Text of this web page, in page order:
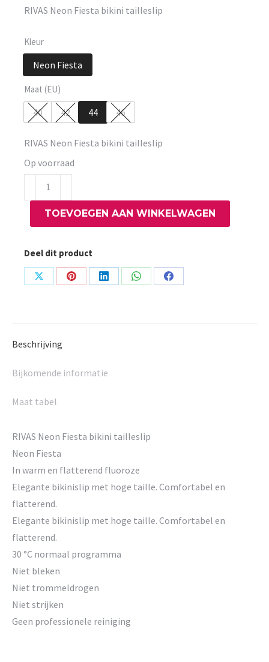
RIVAS Neon Fiesta bikini tailleslip
Kleur
Neon Fiesta
Maat (EU)
40 42 44 46
RIVAS Neon Fiesta bikini tailleslip
Op voorraad
RIVAS
Neon
Fiesta
tailleslip
aantal
TOEVOEGEN AAN WINKELWAGEN
Deel dit product
Share
Share
Share
Share
Share
Beschrijving
Bijkomende informatie
Maat tabel
RIVAS Neon Fiesta bikini tailleslip
Neon Fiesta
In warm en flatterend fluoroze
Elegante bikinislip met hoge taille. Comfortabel en
flatterend.
Elegante bikinislip met hoge taille. Comfortabel en
flatterend.
30 °C normaal programma
Niet bleken
Niet trommeldrogen
Niet strijken
Geen professionele reiniging